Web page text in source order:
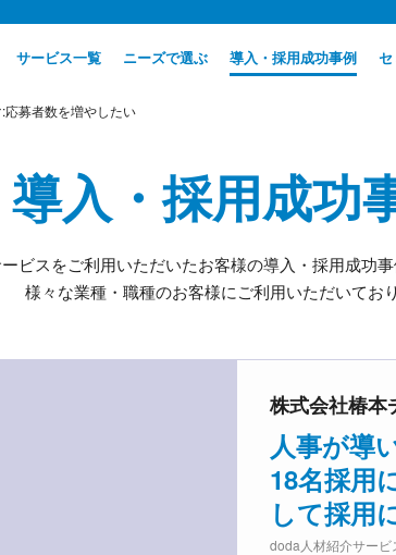
サービス一覧 ニーズで選ぶ 導入・採用成功事例 セ
募者数を増やしたい
導入・採用成功
ビスをご利用いただいたお客様の導入・採用成功事
様々な業種・職種のお客様にご利用いただいており
株式会社椿本
人事が導
18名採用
して採用
doda人材紹介サービ